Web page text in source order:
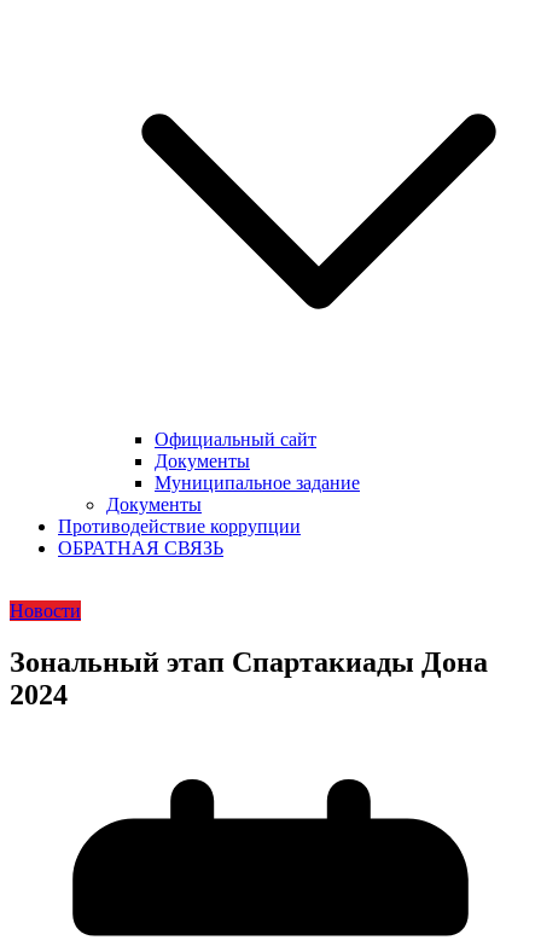
Официальный сайт
Документы
Муниципальное задание
Документы
Противодействие коррупции
ОБРАТНАЯ СВЯЗЬ
Новости
Зональный этап Спартакиады Дона
2024